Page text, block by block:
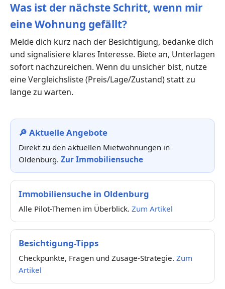
Was ist der nächste Schritt, wenn mir
eine Wohnung gefällt?
Melde dich kurz nach der Besichtigung, bedanke dich
und signalisiere klares Interesse. Biete an, Unterlagen
sofort nachzureichen. Wenn du unsicher bist, nutze
eine Vergleichsliste (Preis/Lage/Zustand) statt zu
lange zu warten.
🔎 Aktuelle Angebote
Direkt zu den aktuellen Mietwohnungen in
Oldenburg. Zur Immobiliensuche
Immobiliensuche in Oldenburg
Alle Pilot-Themen im Überblick. Zum Artikel
Besichtigung-Tipps
Checkpunkte, Fragen und Zusage-Strategie. Zum
Artikel